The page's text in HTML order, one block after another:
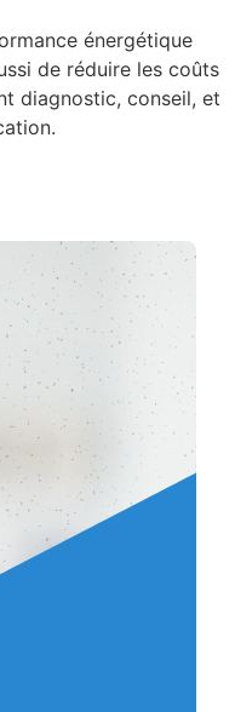
énergétique
de réduire les coûts
diagnostic, conseil, et